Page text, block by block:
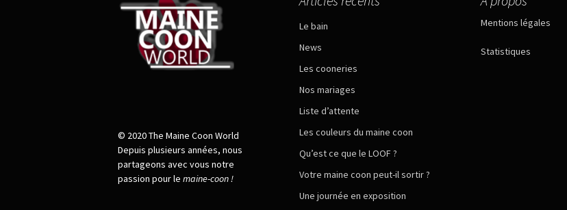
© 2020 The Maine Coon World
Depuis plusieurs années, nous
partageons avec vous notre
passion pour le maine-coon !
Le bain
News
Les cooneries
Nos mariages
Liste d’attente
Les couleurs du maine coon
Qu’est ce que le LOOF ?
Votre maine coon peut-il sortir ?
Une journée en exposition
Mentions légales
Statistiques